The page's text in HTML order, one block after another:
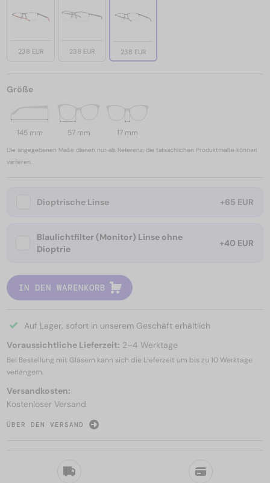
238 EUR 238 EUR 238 EUR
Größe
145 mm 57 mm 17 mm
Die angegebenen Maße dienen nur als Referenz; die tatsächlichen Produktmaße können
variieren.
Dioptrische Linse +65 EUR
Blaulichtfilter (Monitor) Linse ohne
Dioptrie
+40 EUR
IN DEN WARENKORB
Auf Lager, sofort in unserem Geschäft erhältlich
Voraussichtliche Lieferzeit: 2–4 Werktage
Bei Bestellung mit Gläsern kann sich die Lieferzeit um bis zu 10 Werktage
verlängern.
Versandkosten:
Kostenloser Versand
ÜBER DEN VERSAND